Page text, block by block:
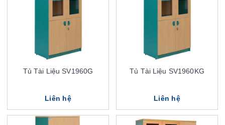
Tủ Tài Liệu SV1960G
Liên hệ
Tủ Tài Liệu SV1960KG
Liên hệ